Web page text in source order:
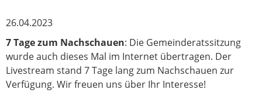
26.04.2023
7 Tage zum Nachschauen: Die Gemeinderatssitzung
wurde auch dieses Mal im Internet übertragen. Der
Livestream stand 7 Tage lang zum Nachschauen zur
Verfügung. Wir freuen uns über Ihr Interesse!